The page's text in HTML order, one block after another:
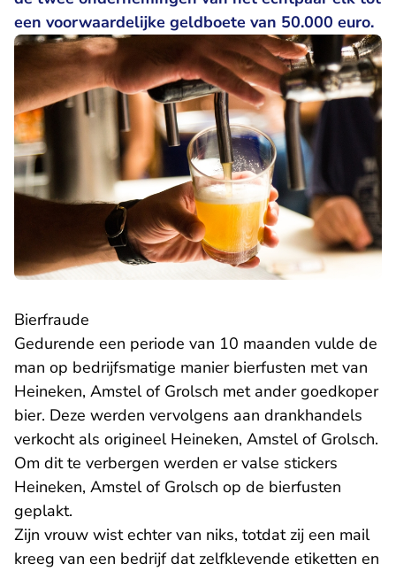
een voorwaardelijke geldboete van 50.000 euro.
Bierfraude
Gedurende een periode van 10 maanden vulde de
man op bedrijfsmatige manier bierfusten met van
Heineken, Amstel of Grolsch met ander goedkoper
bier. Deze werden vervolgens aan drankhandels
verkocht als origineel Heineken, Amstel of Grolsch.
Om dit te verbergen werden er valse stickers
Heineken, Amstel of Grolsch op de bierfusten
geplakt.
Zijn vrouw wist echter van niks, totdat zij een mail
kreeg van een bedrijf dat zelfklevende etiketten en